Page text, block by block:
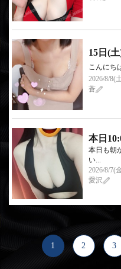
15日(
こんにち
2026/8/8(
蒼
本日
本日も朝
い...
2026/8/7(
愛沢
1 2 3